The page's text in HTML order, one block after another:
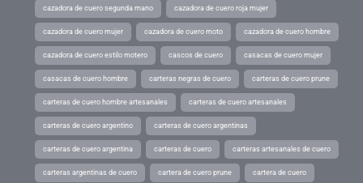
cazadora de cuero segunda mano cazadora de cuero roja mujer
cazadora de cuero mujer cazadora de cuero moto cazadora de cuero hombre
cazadora de cuero estilo motero cascos de cuero casacas de cuero mujer
casacas de cuero hombre carteras negras de cuero carteras de cuero prune
carteras de cuero hombre artesanales carteras de cuero artesanales
carteras de cuero argentino carteras de cuero argentinas
carteras de cuero argentina carteras de cuero carteras artesanales de cuero
carteras argentinas de cuero cartera de cuero prune cartera de cuero